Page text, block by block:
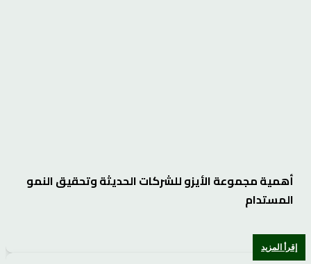
أهمية مجموعة الأيزو للشركات الحديثة وتحقيق النمو
المستدام
إقرأ المزيد